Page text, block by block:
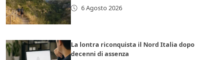
6 Agosto 2026
La lontra riconquista il Nord Italia dopo
decenni di assenza